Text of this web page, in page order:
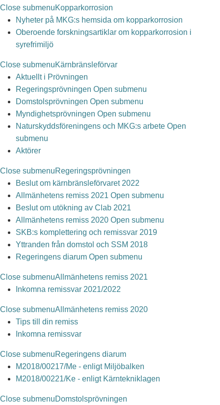
Close submenuKopparkorrosion
Nyheter på MKG:s hemsida om kopparkorrosion
Oberoende forskningsartiklar om kopparkorrosion i
syrefrimiljö
Close submenuKärnbränsleförvar
Aktuellt i Prövningen
Regeringsprövningen Open submenu
Domstolsprövningen Open submenu
Myndighetsprövningen Open submenu
Naturskyddsföreningens och MKG:s arbete Open
submenu
Aktörer
Close submenuRegeringsprövningen
Beslut om kärnbränsleförvaret 2022
Allmänhetens remiss 2021 Open submenu
Beslut om utökning av Clab 2021
Allmänhetens remiss 2020 Open submenu
SKB:s komplettering och remissvar 2019
Yttranden från domstol och SSM 2018
Regeringens diarum Open submenu
Close submenuAllmänhetens remiss 2021
Inkomna remissvar 2021/2022
Close submenuAllmänhetens remiss 2020
Tips till din remiss
Inkomna remissvar
Close submenuRegeringens diarum
M2018/00217/Me - enligt Miljöbalken
M2018/00221/Ke - enligt Kärntekniklagen
Close submenuDomstolsprövningen